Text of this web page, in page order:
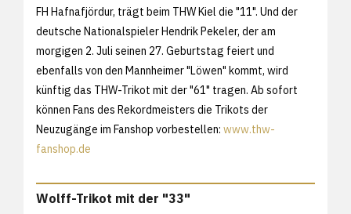
FH Hafnafjördur, trägt beim THW Kiel die "11". Und der
deutsche Nationalspieler Hendrik Pekeler, der am
morgigen 2. Juli seinen 27. Geburtstag feiert und
ebenfalls von den Mannheimer "Löwen" kommt, wird
künftig das THW-Trikot mit der "61" tragen. Ab sofort
können Fans des Rekordmeisters die Trikots der
Neuzugänge im Fanshop vorbestellen: www.thw-
fanshop.de
Wolff-Trikot mit der "33"